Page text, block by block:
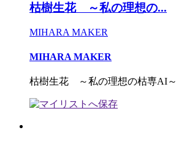
枯樹生花 ～私の理想の...
MIHARA MAKER
MIHARA MAKER
枯樹生花 ～私の理想の枯専AI～